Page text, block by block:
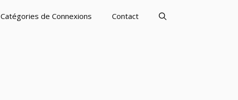
Catégories de Connexions Contact